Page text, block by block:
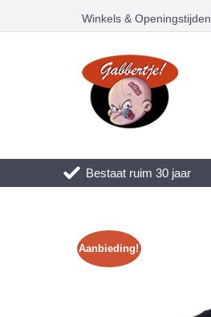
Winkels & Openingstijden
Bestaat ruim 30 jaar
Aanbieding!